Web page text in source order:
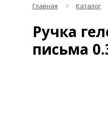
Главная Каталог
Ручка
письма